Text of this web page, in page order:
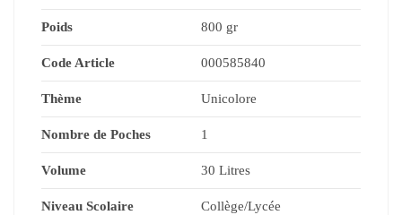
Poids 800 gr
Code Article 000585840
Thème Unicolore
Nombre de Poches 1
Volume 30 Litres
Niveau Scolaire Collège/Lycée